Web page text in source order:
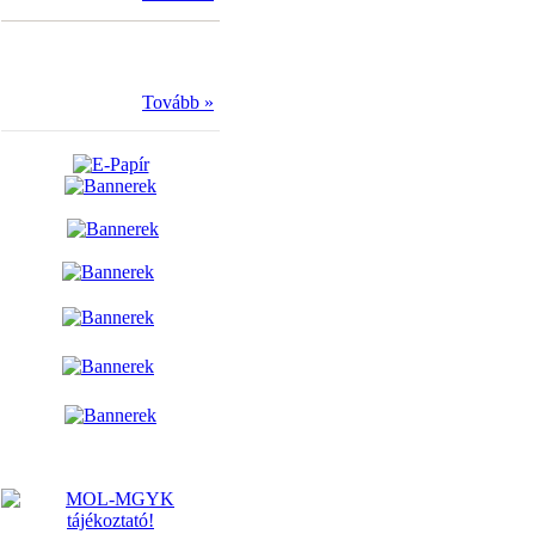
Tovább »